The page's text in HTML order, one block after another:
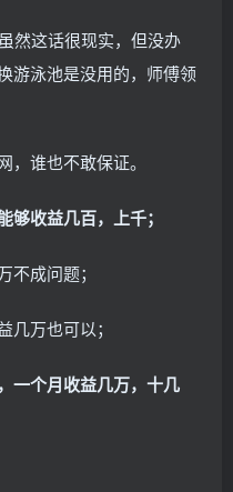
然这话很现实，但没办
游泳池是没用的，师傅领
，谁也不敢保证。
收益几百，上千；
成问题；
万也可以；
一个月收益几万，十几